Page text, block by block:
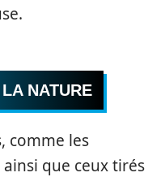
NATURE
comme les
que ceux tirés